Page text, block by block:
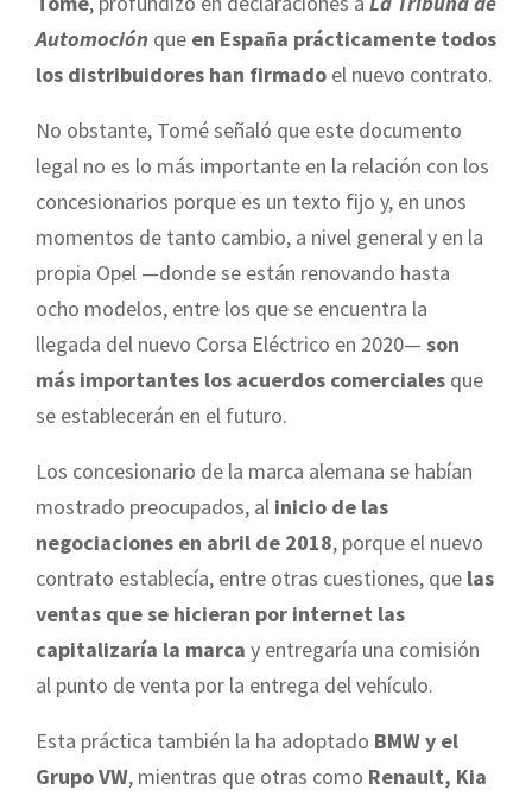
Automoción que en España prácticamente todos
los distribuidores han firmado el nuevo contrato.
No obstante, Tomé señaló que este documento
legal no es lo más importante en la relación con los
concesionarios porque es un texto fijo y, en unos
momentos de tanto cambio, a nivel general y en la
propia Opel —donde se están renovando hasta
ocho modelos, entre los que se encuentra la
llegada del nuevo Corsa Eléctrico en 2020— son
más importantes los acuerdos comerciales que
se establecerán en el futuro.
Los concesionario de la marca alemana se habían
mostrado preocupados, al inicio de las
negociaciones en abril de 2018, porque el nuevo
contrato establecía, entre otras cuestiones, que las
ventas que se hicieran por internet las
capitalizaría la marca y entregaría una comisión
al punto de venta por la entrega del vehículo.
Esta práctica también la ha adoptado BMW y el
Grupo VW, mientras que otras como Renault, Kia